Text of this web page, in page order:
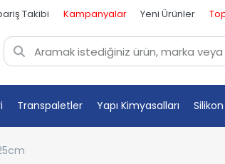
Takibi Kampanyalar Yeni Ürünler
Transpaletler Yapı Kimyasalları